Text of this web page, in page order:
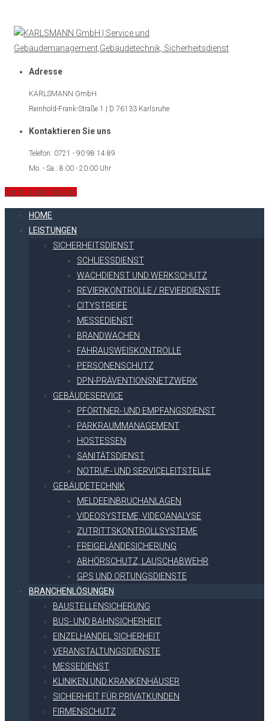
Adresse
KARLSMANN GmbH
Reinhold-Frank-Straße 1 | D 76133 Karlsruhe
Kontaktieren Sie uns
Telefon: 0721 - 90 98 14 89
Mo. - Sa.: 8:00 - 20:00 Uhr
Termin vereinbaren
HOME
LEISTUNGEN
SICHERHEITSDIENST
SCHLIESSDIENST
WACHDIENST UND WERKSCHUTZ
REVIERKONTROLLE / REVIERDIENSTE
CITYSTREIFE
MESSEDIENST
BRANDWACHEN
FAHRAUSWEISKONTROLLE
PERSONENSCHUTZ
DPN-PRÄVENTIONSNETZWERK
GEBÄUDESERVICE
PFÖRTNER- UND EMPFANGSDIENST
PARKRAUMMANAGEMENT
HOSTESSEN
SANITÄTSDIENST
NOTRUF- UND SERVICELEITSTELLE
GEBÄUDETECHNIK
MELDEEINBRUCHANLAGEN
VIDEOSYSTEME, VIDEOANALYSE
ZUTRITTSKONTROLLSYSTEME
FREIGELÄNDESICHERUNG
ABHÖRSCHUTZ, LAUSCHABWEHR
GPS UND ORTUNGSDIENSTE
BRANCHENLÖSUNGEN
BAUSTELLENSICHERUNG
BUS- UND BAHNSICHERHEIT
EINZELHANDEL SICHERHEIT
VERANSTALTUNGSDIENSTE
MESSEDIENST
KLINIKEN UND KRANKENHÄUSER
SICHERHEIT FÜR PRIVATKUNDEN
FIRMENSCHUTZ